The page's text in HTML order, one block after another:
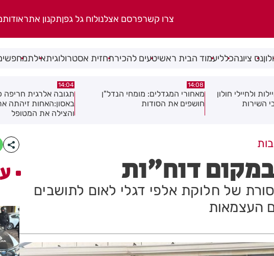
צרו קשרפרסם אצלנולוח גל גפןתקנון אתראודות
נס ציונהכלליעמוד הבית ראשיטעים להכירתחזית אסטרולוגיתאילת
הנדל"ן
14:04
תגובה אלרגית חריפה כמעט הסתיימה
באסון:האחות זיהתה את הסכנה
13:54
משמר שכונות רמב"ם
דוח"ות
של חלוקת אלפי דגלי לאום לתושבים
העצמאות